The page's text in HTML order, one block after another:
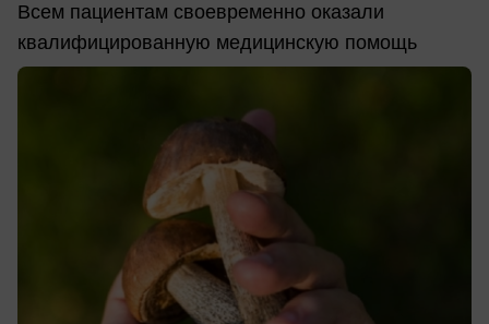
Всем пациентам своевременно оказали
квалифицированную медицинскую помощь